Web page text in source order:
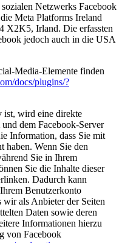
Netzwerks Facebook
Meta Platforms Ireland
X2K5, Irland. Die erfassten
jedoch auch in die USA
Media-Elemente finden
docs/plugins/?
ist, wird eine direkte
dem Facebook-Server
Information, dass Sie mit
haben. Wenn Sie den
Sie in Ihrem
Sie die Inhalte dieser
Dadurch kann
Benutzerkonto
als Anbieter der Seiten
Daten sowie deren
Informationen hierzu
von Facebook